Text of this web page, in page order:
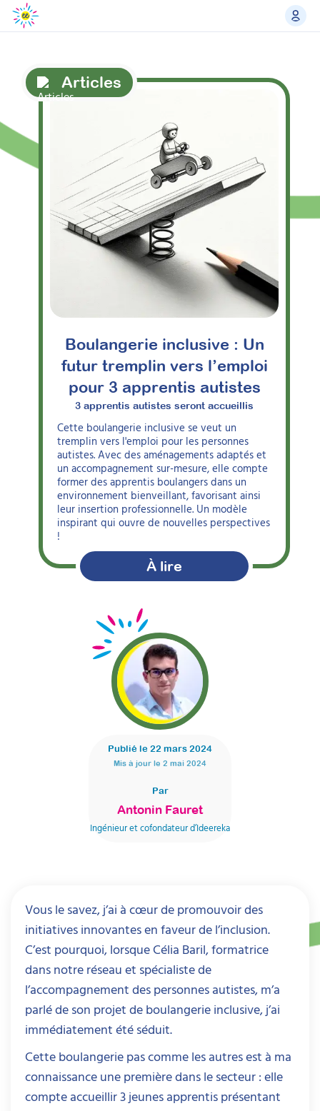
Articles
Boulangerie inclusive : Un
futur tremplin vers l’emploi
pour 3 apprentis autistes
3 apprentis autistes seront accueillis
Cette boulangerie inclusive se veut un
tremplin vers l'emploi pour les personnes
autistes. Avec des aménagements adaptés et
un accompagnement sur-mesure, elle compte
former des apprentis boulangers dans un
environnement bienveillant, favorisant ainsi
leur insertion professionnelle. Un modèle
inspirant qui ouvre de nouvelles perspectives
!
À lire
Publié le 22 mars 2024
Mis à jour le 2 mai 2024
Par
Antonin Fauret
Ingénieur et cofondateur d’Ideereka
Vous le savez, j’ai à cœur de promouvoir des
initiatives innovantes en faveur de l’inclusion.
C’est pourquoi, lorsque Célia Baril, formatrice
dans notre réseau et spécialiste de
l’accompagnement des personnes autistes, m’a
parlé de son projet de boulangerie inclusive, j’ai
immédiatement été séduit.
Cette boulangerie pas comme les autres est à ma
connaissance une première dans le secteur : elle
compte accueillir 3 jeunes apprentis présentant